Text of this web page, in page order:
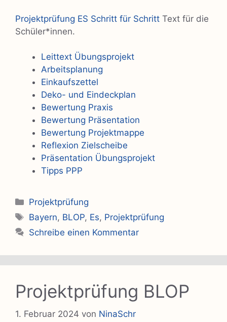
Projektprüfung ES Schritt für Schritt Text für die
Schüler*innen.
Leittext Übungsprojekt
Arbeitsplanung
Einkaufszettel
Deko- und Eindeckplan
Bewertung Praxis
Bewertung Präsentation
Bewertung Projektmappe
Reflexion Zielscheibe
Präsentation Übungsprojekt
Tipps PPP
Kategorien
Projektprüfung
Schlagwörter
Bayern, BLOP, Es, Projektprüfung
Schreibe einen Kommentar
Projektprüfung BLOP
1. Februar 2024 von NinaSchr